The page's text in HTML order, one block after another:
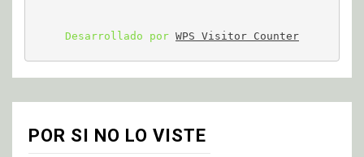
Desarrollado por WPS Visitor Counter
POR SI NO LO VISTE